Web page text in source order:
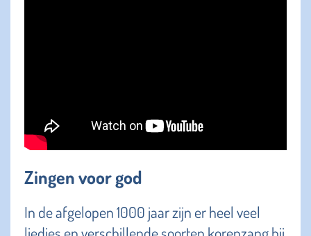
Zingen voor god
In de afgelopen 1000 jaar zijn er heel veel